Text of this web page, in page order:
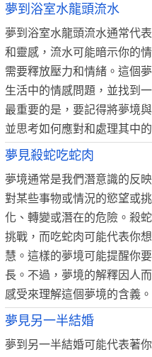
夢到浴室水龍頭流水
夢到浴室水龍頭流水通常代
和靈感，流水可能暗示你的
需要釋放壓力和情緒。這個
生活中的情感問題，並找到
最重要的是，要記得將夢境
並思考如何應對和處理其中的
夢見殺蛇吃蛇肉
夢境通常是我們潛意識的反
對某些事物或情況的慾望或
化、轉變或潛在的危險。殺
挑戰，而吃蛇肉可能代表你
慧。這樣的夢境可能提醒你
長。不過，夢境的解釋因人
感受來理解這個夢境的含義。
夢見另一半結婚
夢到另一半結婚可能代表著